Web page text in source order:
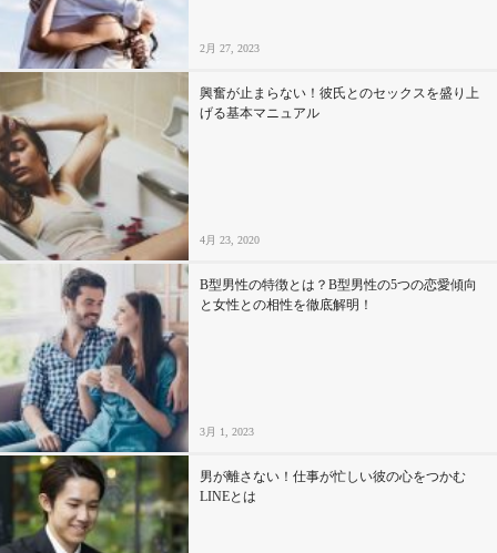
2月 27, 2023
興奮が止まらない！彼氏とのセックスを盛り上
げる基本マニュアル
4月 23, 2020
B型男性の特徴とは？B型男性の5つの恋愛傾向
と女性との相性を徹底解明！
3月 1, 2023
男が離さない！仕事が忙しい彼の心をつかむ
LINEとは